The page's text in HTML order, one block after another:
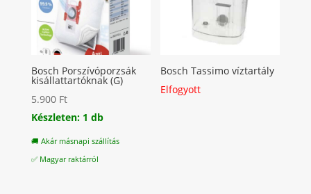
Bosch Porszívóporzsák
kisállattartóknak (G)
5.900 Ft
Készleten: 1 db
🚚 Akár másnapi szállítás
✅ Magyar raktárról
Bosch Tassimo víztartály
Elfogyott